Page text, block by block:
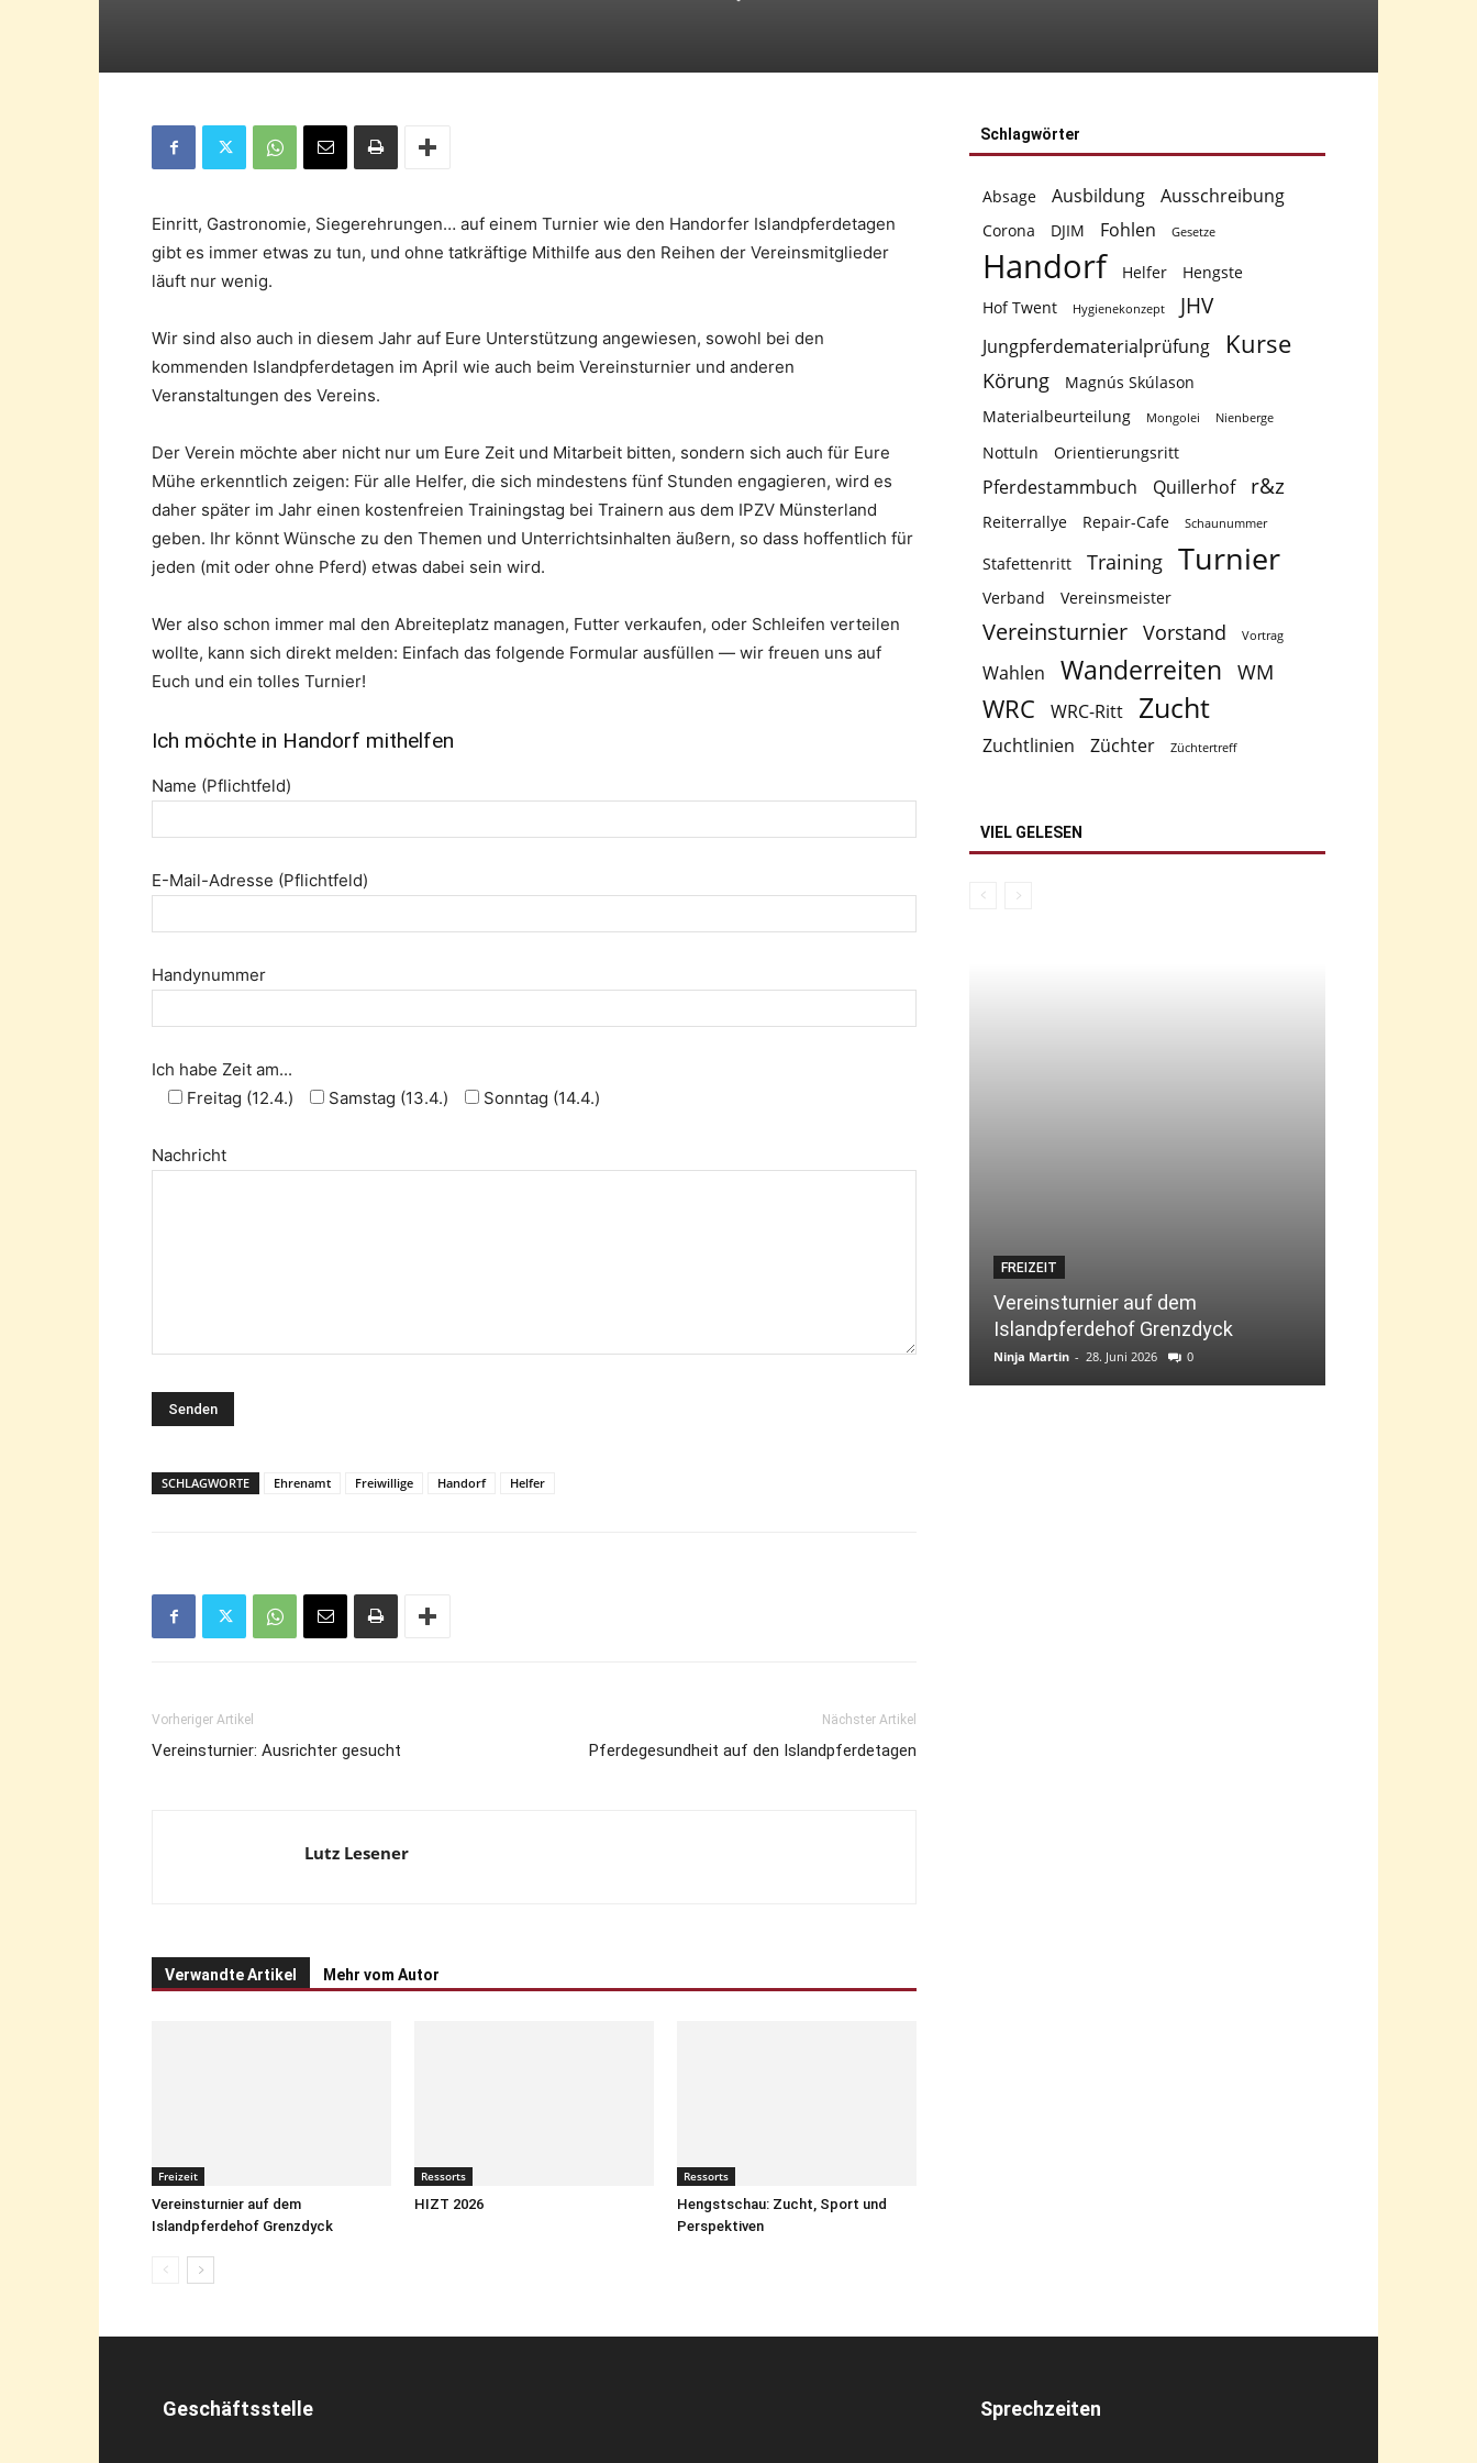
Einritt, Gastronomie, Siegerehrungen… auf einem Turnier wie den Handorfer Islandpferdetagen
gibt es immer etwas zu tun, und ohne tatkräftige Mithilfe aus den Reihen der Vereinsmitglieder
läuft nur wenig.
Wir sind also auch in diesem Jahr auf Eure Unterstützung angewiesen, sowohl bei den
kommenden Islandpferdetagen im April wie auch beim Vereinsturnier und anderen
Veranstaltungen des Vereins.
Der Verein möchte aber nicht nur um Eure Zeit und Mitarbeit bitten, sondern sich auch für Eure
Mühe erkenntlich zeigen: Für alle Helfer, die sich mindestens fünf Stunden engagieren, wird es
daher später im Jahr einen kostenfreien Trainingstag bei Trainern aus dem IPZV Münsterland
geben. Ihr könnt Wünsche zu den Themen und Unterrichtsinhalten äußern, so dass hoffentlich für
jeden (mit oder ohne Pferd) etwas dabei sein wird.
Wer also schon immer mal den Abreiteplatz managen, Futter verkaufen, oder Schleifen verteilen
wollte, kann sich direkt melden: Einfach das folgende Formular ausfüllen — wir freuen uns auf
Euch und ein tolles Turnier!
Ich möchte in Handorf mithelfen
Name (Pflichtfeld)
E-Mail-Adresse (Pflichtfeld)
Handynummer
Ich habe Zeit am...
Freitag (12.4.)
Samstag (13.4.) Sonntag (14.4.)
Nachricht
SCHLAGWORTE Ehrenamt Freiwillige Handorf Helfer
Vorheriger Artikel
Vereinsturnier: Ausrichter gesucht
Nächster Artikel
Pferdegesundheit auf den Islandpferdetagen
Lutz Lesener
Verwandte Artikel Mehr vom Autor
Schlagwörter
Absage Ausbildung Ausschreibung
Corona DJIM Fohlen Gesetze
Handorf Helfer
Hengste
Hof Twent
Hygienekonzept JHV
Jungpferdematerialprüfung Kurse
Körung
Magnús Skúlason
Materialbeurteilung
Mongolei Nienberge
Nottuln Orientierungsritt
Pferdestammbuch Quillerhof r&z
Reiterrallye Repair-Cafe Schaunummer
Stafettenritt Training Turnier
Verband Vereinsmeister
Vereinsturnier Vorstand Vortrag
Wahlen Wanderreiten WM
WRC WRC-Ritt Zucht
Zuchtlinien Züchter Züchtertreff
VIEL GELESEN
FREIZEIT
Vereinsturnier auf dem
Islandpferdehof Grenzdyck
Ninja Martin - 28. Juni 2026 0
Telefon: 02502 / 229 40 48
Termine in der Geschäftsstelle nach
Vereinbarun